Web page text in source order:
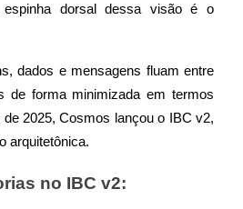
dorsal dessa visão é o
dados e mensagens fluam entre
de forma minimizada em termos
2025, Cosmos lançou o IBC v2,
arquitetônica.
no IBC v2: